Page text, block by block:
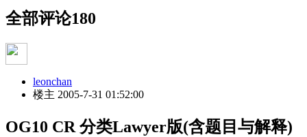
全部评论180
leonchan
楼主 2005-7-31 01:52:00
OG10 CR 分类Lawyer版(含题目与解释)